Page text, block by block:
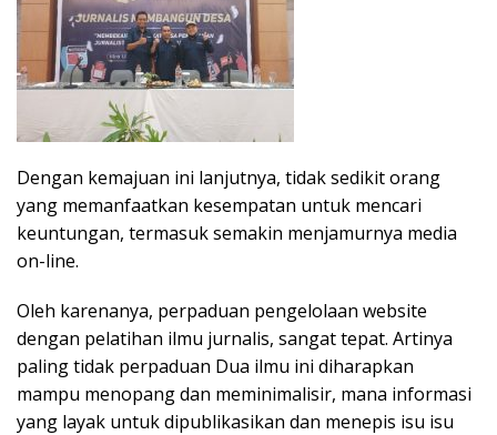
Dengan kemajuan ini lanjutnya, tidak sedikit orang
yang memanfaatkan kesempatan untuk mencari
keuntungan, termasuk semakin menjamurnya media
on-line.
Oleh karenanya, perpaduan pengelolaan website
dengan pelatihan ilmu jurnalis, sangat tepat. Artinya
paling tidak perpaduan Dua ilmu ini diharapkan
mampu menopang dan meminimalisir, mana informasi
yang layak untuk dipublikasikan dan menepis isu isu